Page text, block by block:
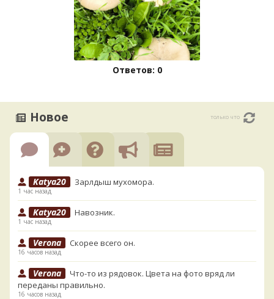
Ответов: 0
Новое только что
Katya20 Зарлдыш мухомора.
1 час назад
Katya20 Навозник.
1 час назад
Verona Скорее всего он.
16 часов назад
Verona
Что-то из рядовок. Цвета на фото вряд ли
переданы правильно.
16 часов назад